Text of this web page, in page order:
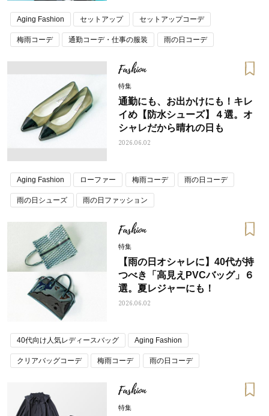
Aging Fashion セットアップ セットアップコーデ
梅雨コーデ 通勤コーデ・仕事の服装 雨の日コーデ
雨の日ファッション
Fashion
特集
通勤にも、お出かけにも！キレ
イめ【防水シューズ】４選。オ
シャレだから晴れの日も
2026.06.02
Aging Fashion ローファー 梅雨コーデ 雨の日コーデ
雨の日シューズ 雨の日ファッション
Fashion
特集
【雨の日オシャレに】40代が持
つべき「高見えPVCバッグ」６
選。夏レジャーにも！
2026.06.02
40代向け人気レディースバッグ Aging Fashion
クリアバッグコーデ 梅雨コーデ 雨の日コーデ
Fashion
特集